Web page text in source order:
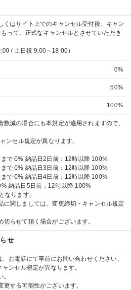
くはサイト上でのキャンセル受付後、キャン
って、正式なキャンセルとさせていただき
/ 土日祝 9:00～18:00）
0%
50%
100%
減の場合にも本規定が適用されますので、
ンセル規定が異なります。
で 0% 納品日2日前：12時以降 100%
で 0% 納品日3日前：12時以降 100%
で 0% 納品日4日前：12時以降 100%
納品日5日前：12時以降 100%
なります。
関しましては、変更締切・キャンセル規定
らせて頂く場合がございます。
せ
お電話にて事前にお問い合わせください。
ンセル規定が異なります。
更する可能性がございます。